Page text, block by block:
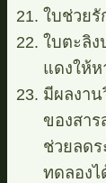
ใบช่วยรั
ใบตะลิง
แดงให้ห
มีผลงา
ของสาร
ช่วยลด
ทดลองไ